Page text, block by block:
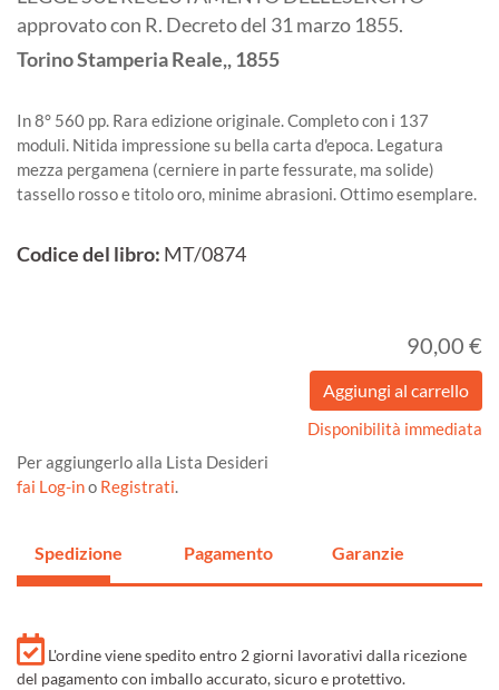
approvato con R. Decreto del 31 marzo 1855.
TorinoStamperia Reale,,1855
In 8° 560 pp. Rara edizione originale. Completo con i 137
moduli. Nitida impressione su bella carta d'epoca. Legatura
mezza pergamena (cerniere in parte fessurate, ma solide)
tassello rosso e titolo oro, minime abrasioni. Ottimo esemplare.
Codice del libro: MT/0874
90,00 €
Disponibilità immediata
Per aggiungerlo alla Lista Desideri
fai Log-ino Registrati.
Spedizione Pagamento Garanzie
L'ordine viene spedito entro 2 giorni lavorativi dalla ricezione
del pagamento con imballo accurato, sicuro e protettivo.